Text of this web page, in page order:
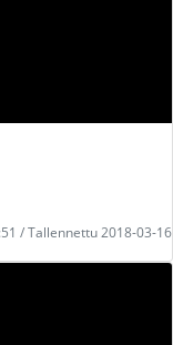
/ Tallennettu 2018-03-16